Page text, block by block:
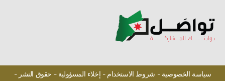
سياسة الخصوصية - شروط الاستخدام - إخلاء المسؤولية - حقوق النشر -